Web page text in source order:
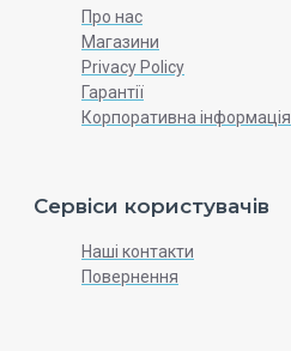
Про нас
Магазини
Privacy Policy
Гарантії
Корпоративна інформація
Сервіси користувачів
Наші контакти
Повернення